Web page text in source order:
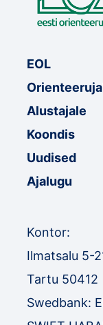
EOL
Alustajale
Koondis
Uudised
Ajalugu
Kontor:
Ilmatsalu 5-
Tartu 50412
Swedbank: